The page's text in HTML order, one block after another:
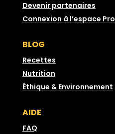
Devenir partenaires
Connexion à l’espace Pro
BLOG
Recettes
Nutrition
Éthique & Environnement
AIDE
FAQ